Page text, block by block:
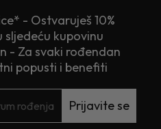
- Ostvaruješ 10%
sljedeću kupovinu
- Za svaki rođendan
popusti i benefiti
Prijavite se